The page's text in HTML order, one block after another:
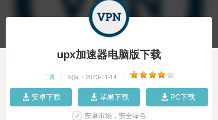
upx加速器电脑版下载
工具 时间：2023-11-14
安卓下载 苹果下载 PC下载
安卓市场，安全绿色